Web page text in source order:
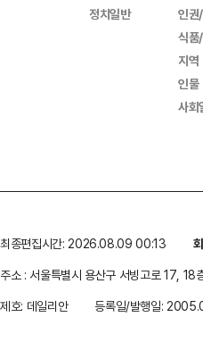
정치일반
인권
식품
지역
인물
사회
최종편집시간: 2026.08.09 00:13
주소 : 서울특별시 용산구 서빙고로 17, 18
제호: 데일리안
등록일/발행일: